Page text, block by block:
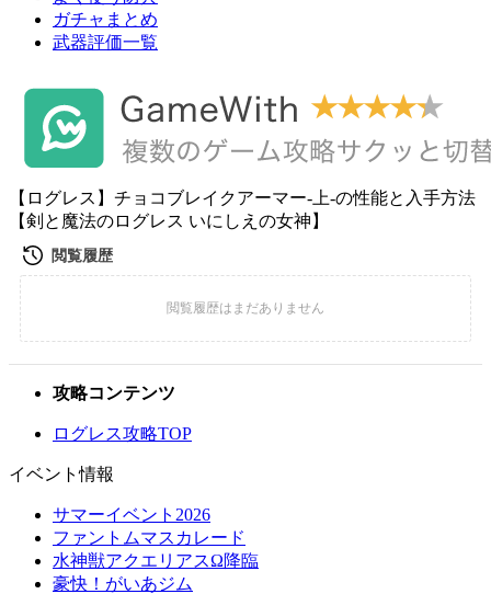
ガチャまとめ
武器評価一覧
【ログレス】チョコブレイクアーマー-上-の性能と入手方法
【剣と魔法のログレス いにしえの女神】
攻略コンテンツ
ログレス攻略TOP
イベント情報
サマーイベント2026
ファントムマスカレード
水神獣アクエリアスΩ降臨
豪快！がいあジム